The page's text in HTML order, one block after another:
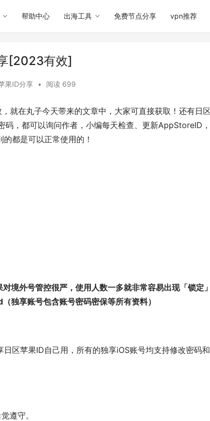
帮助中心 出海工具 免费节点分享 vpn推荐
[2023有效]
果ID分享 • 阅读 699
就在丸子今天带来的文章中，大家可直接获取！还有日区
，都可以询问作者，小编每天检查、更新AppStoreID
都是可以正常使用的！
境外号管控很严，使用人数一多就非常容易出现「锁定
独享账号包含账号密码密保等所有资料）
区苹果ID自己用，所有的独享iOS账号均支持修改密码
遵守。